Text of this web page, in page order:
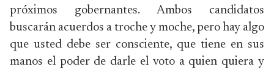
próximos gobernantes. Ambos candidatos
buscarán acuerdos a troche y moche, pero hay algo
que usted debe ser consciente, que tiene en sus
manos el poder de darle el voto a quien quiera y